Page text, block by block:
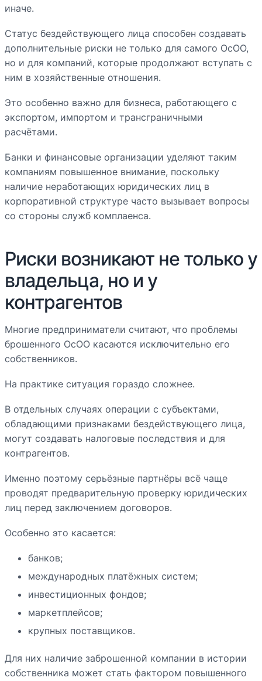
иначе.
Статус бездействующего лица способен создавать
дополнительные риски не только для самого ОсОО,
но и для компаний, которые продолжают вступать с
ним в хозяйственные отношения.
Это особенно важно для бизнеса, работающего с
экспортом, импортом и трансграничными
расчётами.
Банки и финансовые организации уделяют таким
компаниям повышенное внимание, поскольку
наличие неработающих юридических лиц в
корпоративной структуре часто вызывает вопросы
со стороны служб комплаенса.
Риски возникают не только у
владельца, но и у
контрагентов
Многие предприниматели считают, что проблемы
брошенного ОсОО касаются исключительно его
собственников.
На практике ситуация гораздо сложнее.
В отдельных случаях операции с субъектами,
обладающими признаками бездействующего лица,
могут создавать налоговые последствия и для
контрагентов.
Именно поэтому серьёзные партнёры всё чаще
проводят предварительную проверку юридических
лиц перед заключением договоров.
Особенно это касается:
банков;
международных платёжных систем;
инвестиционных фондов;
маркетплейсов;
крупных поставщиков.
Для них наличие заброшенной компании в истории
собственника может стать фактором повышенного